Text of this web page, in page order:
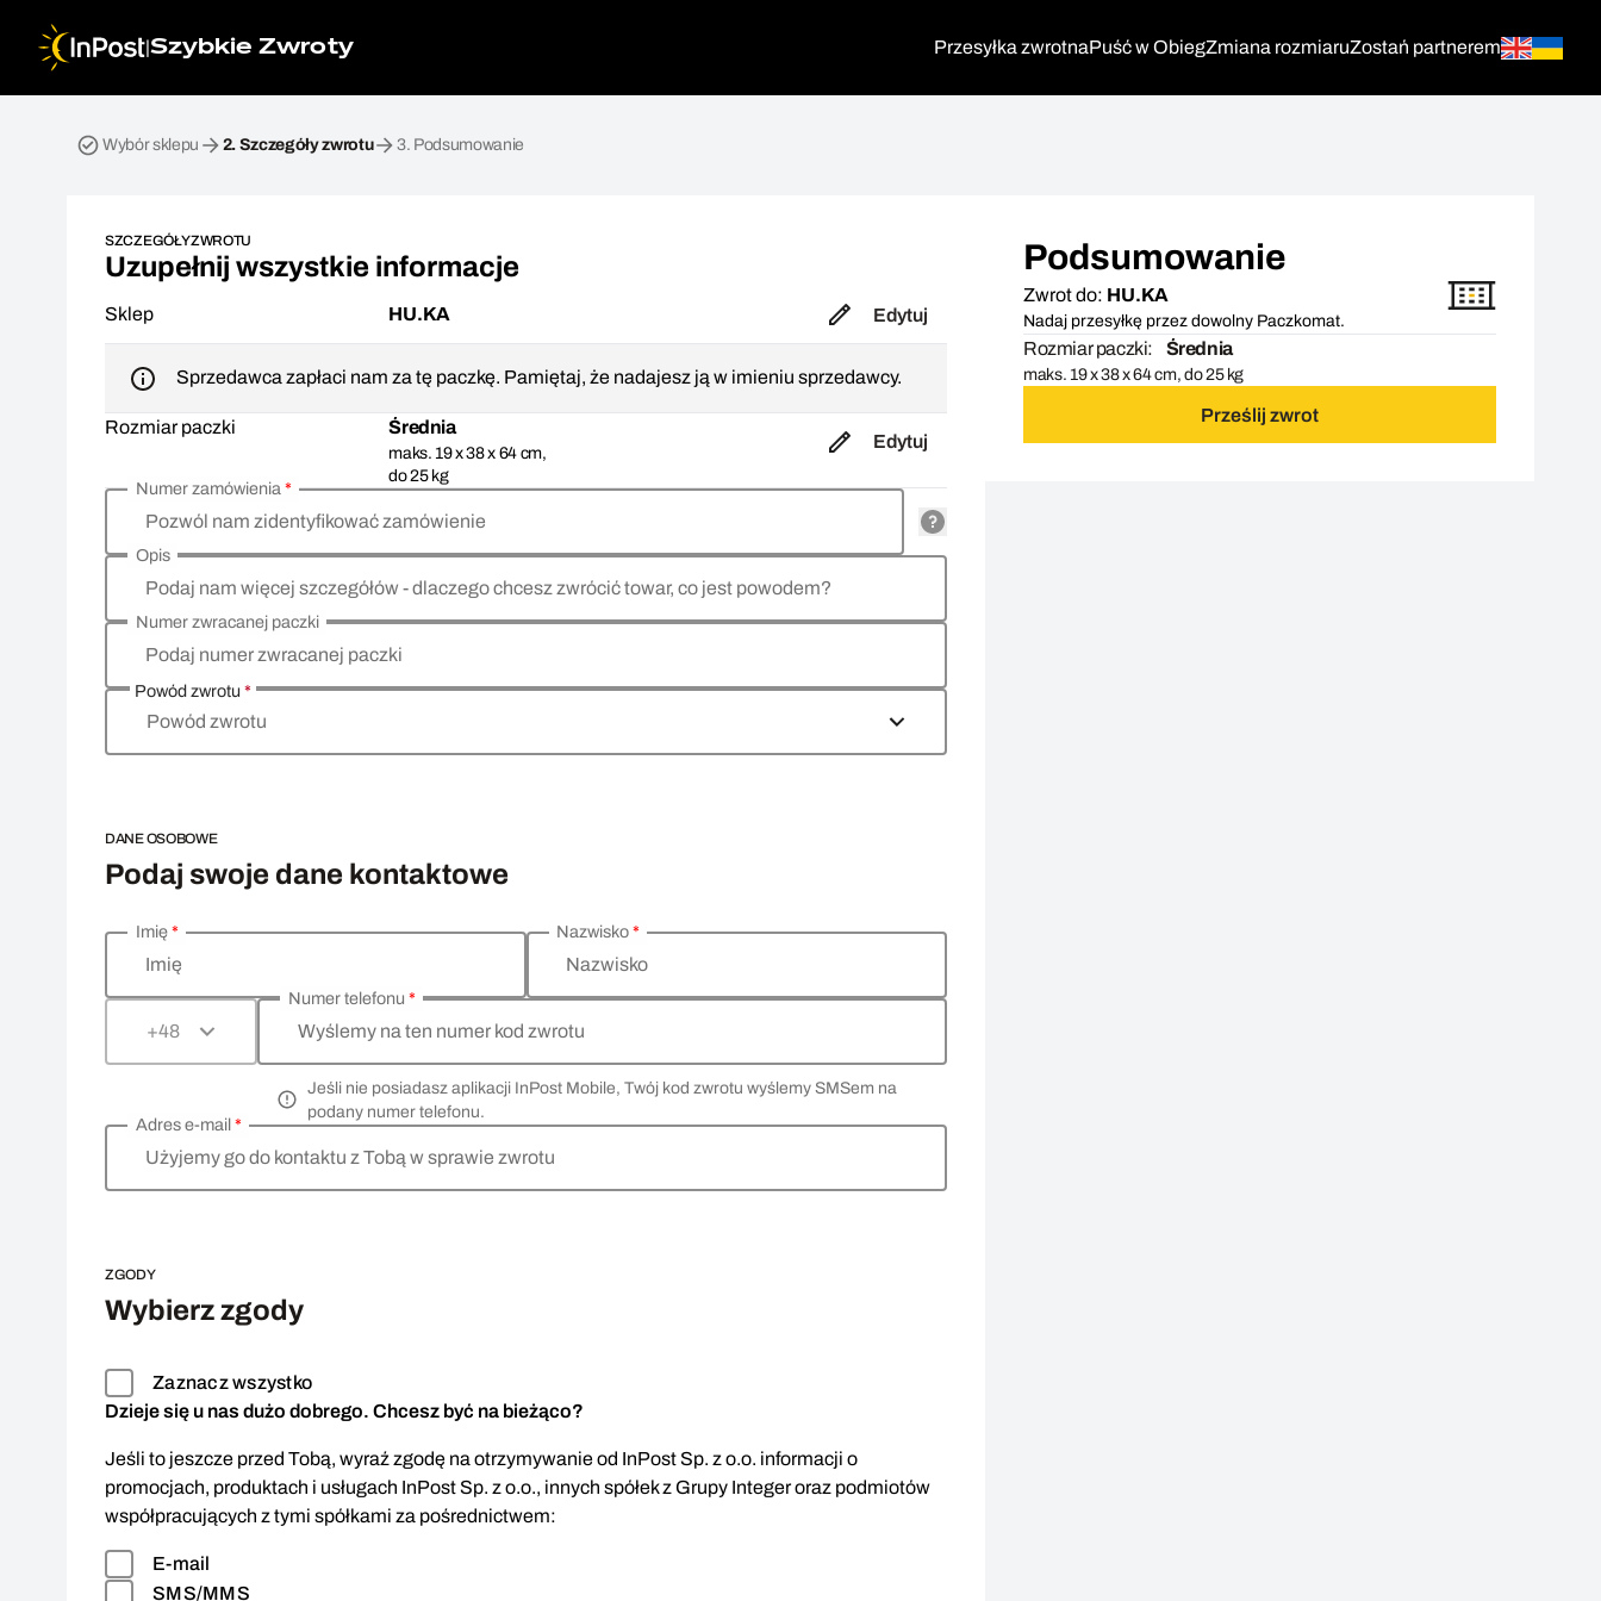
|Szybkie Zwroty Przesyłka zwrotnaPuść w ObiegZmiana rozmiaruZostań partnerem
Wybór sklepu 2. Szczegóły zwrotu 3. Podsumowanie
SZCZEGÓŁY ZWROTU
Uzupełnij wszystkie informacje
Sklep HU.KA Edytuj
Sprzedawca zapłaci nam za tę paczkę. Pamiętaj, że nadajesz ją w imieniu sprzedawcy.
Rozmiar paczki Średnia
maks. 19 x 38 x 64 cm,
do 25 kg
Edytuj
Pozwól nam zidentyfikować zamówienie
Numer zamówienia*
Podaj nam więcej szczegółów - dlaczego chcesz zwrócić towar, co jest powodem?
Opis
Podaj numer zwracanej paczki
Numer zwracanej paczki
Powód zwrotu*
Powód zwrotu
DANE OSOBOWE
Podaj swoje dane kontaktowe
Wprowadź swoje dane osobowe
Imię
Imię*
Nazwisko
Nazwisko*
+48 Wyślemy na ten numer kod zwrotu
Numer telefonu *
Jeśli nie posiadasz aplikacji InPost Mobile, Twój kod zwrotu wyślemy SMSem na
podany numer telefonu.
Użyjemy go do kontaktu z Tobą w sprawie zwrotu
Adres e-mail *
ZGODY
Wybierz zgody
Zaznacz wszystko
Dzieje się u nas dużo dobrego. Chcesz być na bieżąco?
Jeśli to jeszcze przed Tobą, wyraź zgodę na otrzymywanie od InPost Sp. z o.o. informacji o
promocjach, produktach i usługach InPost Sp. z o.o., innych spółek z Grupy Integer oraz podmiotów
współpracujących z tymi spółkami za pośrednictwem:
E-mail
SMS/MMS
Podsumowanie
Zwrot do: HU.KA
Nadaj przesyłkę przez dowolny Paczkomat.
Rozmiar paczki: Średnia
maks. 19 x 38 x 64 cm, do 25 kg
Prześlij zwrot